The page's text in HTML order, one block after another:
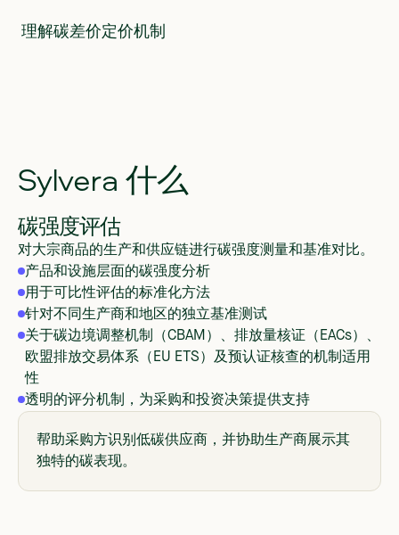
理解碳差价定价机制
Sylvera 什么
碳强度评估
对大宗商品的生产和供应链进行碳强度测量和基准对比。
产品和设施层面的碳强度分析
用于可比性评估的标准化方法
针对不同生产商和地区的独立基准测试
关于碳边境调整机制（CBAM）、排放量核证（EACs）、
欧盟排放交易体系（EU ETS）及预认证核查的机制适用
性
透明的评分机制，为采购和投资决策提供支持
帮助采购方识别低碳供应商，并协助生产商展示其
独特的碳表现。